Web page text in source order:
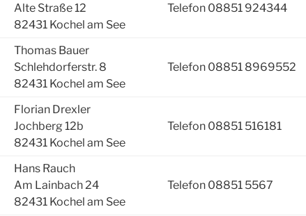
Alte Straße 12
82431 Kochel am See
Telefon 08851 924344
Thomas Bauer
Schlehdorferstr. 8
82431 Kochel am See
Telefon 08851 8969552
Florian Drexler
Jochberg 12b
82431 Kochel am See
Telefon 08851 516181
Hans Rauch
Am Lainbach 24
82431 Kochel am See
Telefon 08851 5567